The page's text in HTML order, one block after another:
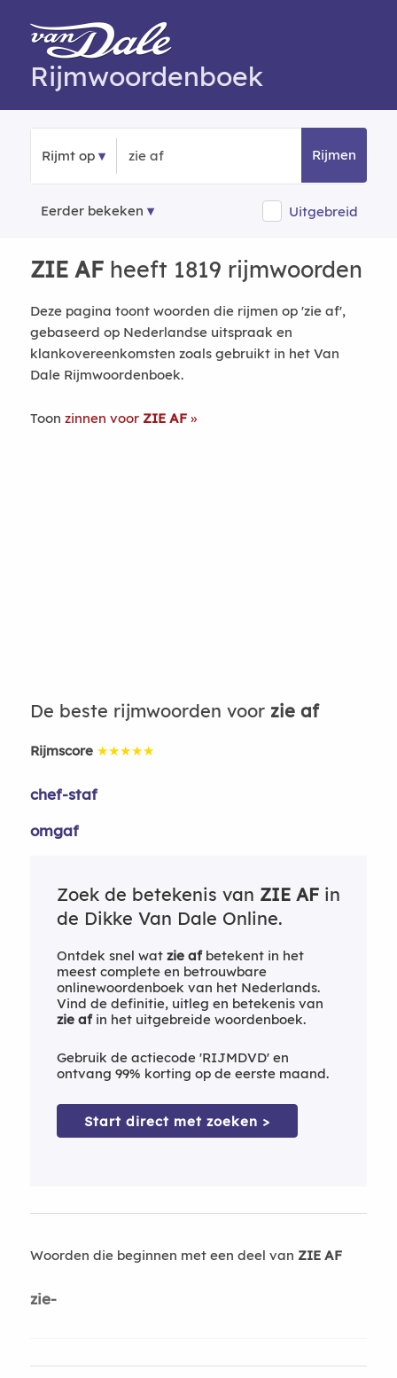
Rijmwoordenboek
Rijmt op Rijmen
Eerder bekeken Uitgebreid
ZIE AFheeft 1819 rijmwoorden
Deze pagina toont woorden die rijmen op 'zie af',
gebaseerd op Nederlandse uitspraak en
klankovereenkomsten zoals gebruikt in het Van
Dale Rijmwoordenboek.
Toon zinnen voor ZIE AF
De beste rijmwoorden voor zie af
Rijmscore ★★★★★
chef-staf
omgaf
Zoek de betekenis van ZIE AFin
de Dikke Van Dale Online.
Ontdek snel wat zie afbetekent in het
meest complete en betrouwbare
onlinewoordenboek van het Nederlands.
Vind de definitie, uitleg en betekenis van
zie afin het uitgebreide woordenboek.
Gebruik de actiecode 'RIJMDVD' en
ontvang 99% korting op de eerste maand.
Start direct met zoeken >
Woorden die beginnen met een deel van ZIE AF
zie-